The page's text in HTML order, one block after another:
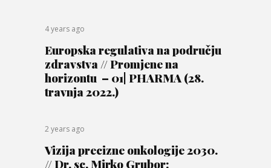
4 years ago
Europska regulativa na području
zdravstva // Promjene na
horizontu – 01| PHARMA (28.
travnja 2022.)
2 years ago
Vizija precizne onkologije 2030.
// Dr. sc. Mirko Grubor: